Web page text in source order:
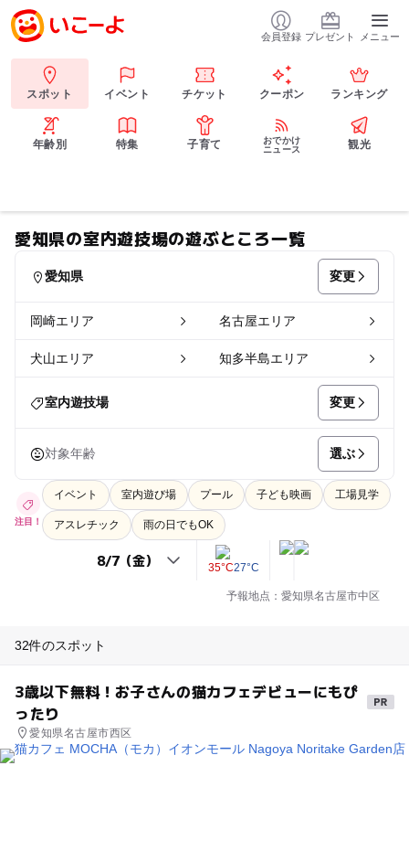
会員登録 プレゼント メニュー
スポット イベント チケット クーポン ランキング
年齢別 特集 子育て
おでかけ
ニュース
観光
愛知県の室内遊技場の遊ぶところ一覧
愛知県 変更
岡崎エリア 名古屋エリア
犬山エリア 知多半島エリア
室内遊技場 変更
対象年齢 選ぶ
注目！
イベント 室内遊び場 プール 子ども映画 工場見学
アスレチック 雨の日でもOK
35°C27°C
予報地点：愛知県名古屋市中区
32件のスポット
3歳以下無料！お子さんの猫カフェデビューにもぴ
ったり
愛知県名古屋市西区